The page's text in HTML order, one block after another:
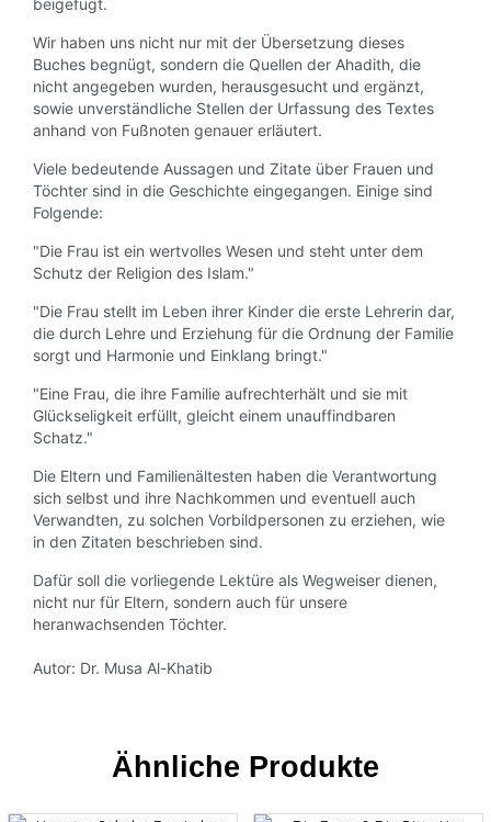
beigefügt.
Wir haben uns nicht nur mit der Übersetzung dieses
Buches begnügt, sondern die Quellen der Ahadith, die
nicht angegeben wurden, herausgesucht und ergänzt,
sowie unverständliche Stellen der Urfassung des Textes
anhand von Fußnoten genauer erläutert.
Viele bedeutende Aussagen und Zitate über Frauen und
Töchter sind in die Geschichte eingegangen. Einige sind
Folgende:
"Die Frau ist ein wertvolles Wesen und steht unter dem
Schutz der Religion des Islam."
"Die Frau stellt im Leben ihrer Kinder die erste Lehrerin dar,
die durch Lehre und Erziehung für die Ordnung der Familie
sorgt und Harmonie und Einklang bringt."
"Eine Frau, die ihre Familie aufrechterhält und sie mit
Glückseligkeit erfüllt, gleicht einem unauffindbaren
Schatz."
Die Eltern und Familienältesten haben die Verantwortung
sich selbst und ihre Nachkommen und eventuell auch
Verwandten, zu solchen Vorbildpersonen zu erziehen, wie
in den Zitaten beschrieben sind.
Dafür soll die vorliegende Lektüre als Wegweiser dienen,
nicht nur für Eltern, sondern auch für unsere
heranwachsenden Töchter.
Autor: Dr. Musa Al-Khatib
Ähnliche Produkte